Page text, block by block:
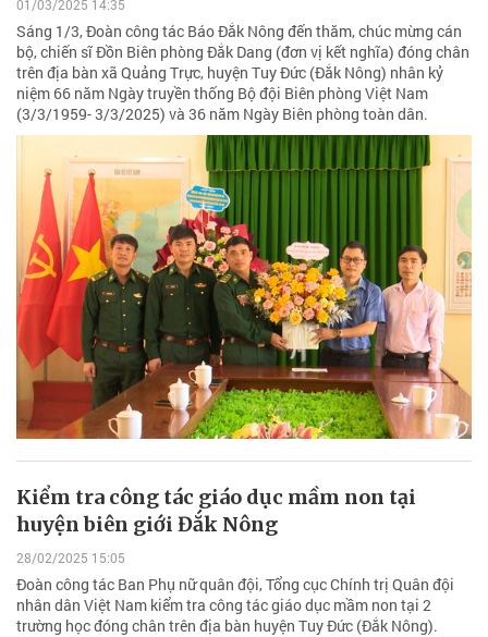
01/03/2025 14:35
Sáng 1/3, Đoàn công tác Báo Đắk Nông đến thăm, chúc mừng cán
bộ, chiến sĩ Đồn Biên phòng Đắk Dang (đơn vị kết nghĩa) đóng chân
trên địa bàn xã Quảng Trực, huyện Tuy Đức (Đắk Nông) nhân kỷ
niệm 66 năm Ngày truyền thống Bộ đội Biên phòng Việt Nam
(3/3/1959- 3/3/2025) và 36 năm Ngày Biên phòng toàn dân.
Kiểm tra công tác giáo dục mầm non tại
huyện biên giới Đắk Nông
28/02/2025 15:05
Đoàn công tác Ban Phụ nữ quân đội, Tổng cục Chính trị Quân đội
nhân dân Việt Nam kiểm tra công tác giáo dục mầm non tại 2
trường học đóng chân trên địa bàn huyện Tuy Đức (Đắk Nông).